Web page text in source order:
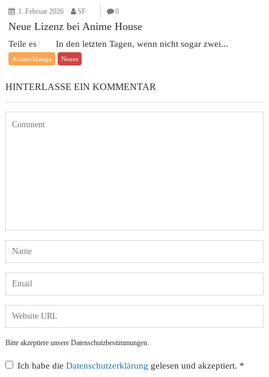
1. Februar 2026 SF 0
Neue Lizenz bei Anime House
Teile es In den letzten Tagen, wenn nicht sogar zwei...
Anime/Manga Neues
HINTERLASSE EIN KOMMENTAR
Bitte akzeptiere unsere Datenschutzbestimmungen.
Ich habe dieDatenschutzerklärung gelesen und akzeptiert. *